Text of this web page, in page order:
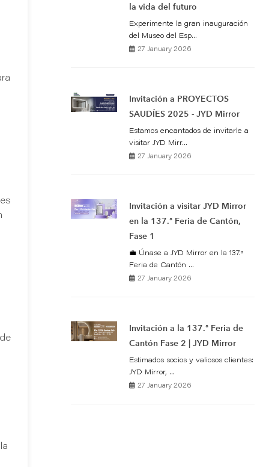
la vida del futuro
Experimente la gran inauguración
del Museo del Esp...
27 January 2026
Invitación a PROYECTOS
SAUDÍES 2025 - JYD Mirror
Estamos encantados de invitarle a
visitar JYD Mirr...
27 January 2026
Invitación a visitar JYD Mirror
en la 137.ª Feria de Cantón,
Fase 1
💼 Únase a JYD Mirror en la 137.ª
Feria de Cantón ...
27 January 2026
Invitación a la 137.ª Feria de
Cantón Fase 2 | JYD Mirror
Estimados socios y valiosos clientes:
JYD Mirror, ...
27 January 2026